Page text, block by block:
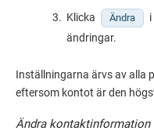
Klicka Ändra
ändringar.
Inställningarna ärvs av alla
eftersom kontot är den
Ändra kontaktinformation